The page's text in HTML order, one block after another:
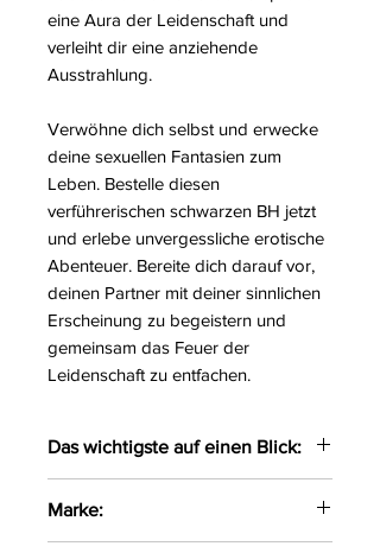
eine Aura der Leidenschaft und
verleiht dir eine anziehende
Ausstrahlung.
Verwöhne dich selbst und erwecke
deine sexuellen Fantasien zum
Leben. Bestelle diesen
verführerischen schwarzen BH jetzt
und erlebe unvergessliche erotische
Abenteuer. Bereite dich darauf vor,
deinen Partner mit deiner sinnlichen
Erscheinung zu begeistern und
gemeinsam das Feuer der
Leidenschaft zu entfachen.
Das wichtigste auf einen Blick:
Riemchen in der Front
Die Träger sind verstellbar
Marke: